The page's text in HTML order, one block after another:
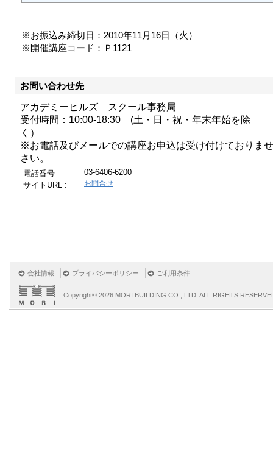
※お振込み締切日：2010年11月16日（火）
※開催講座コード：Ｐ1121
お問い合わせ先
アカデミーヒルズ スクール事務局
受付時間：10:00-18:30 (土・日・祝・年末年始を除
く）
※お電話及びメールでの講座お申込は受け付けておりま
さい。
電話番号 :
03-6406-6200
サイトURL :
お問合せ
会社情報 プライバシーポリシー ご利用条件
Copyright© 2026 MORI BUILDING CO., LTD. ALL RIGHTS